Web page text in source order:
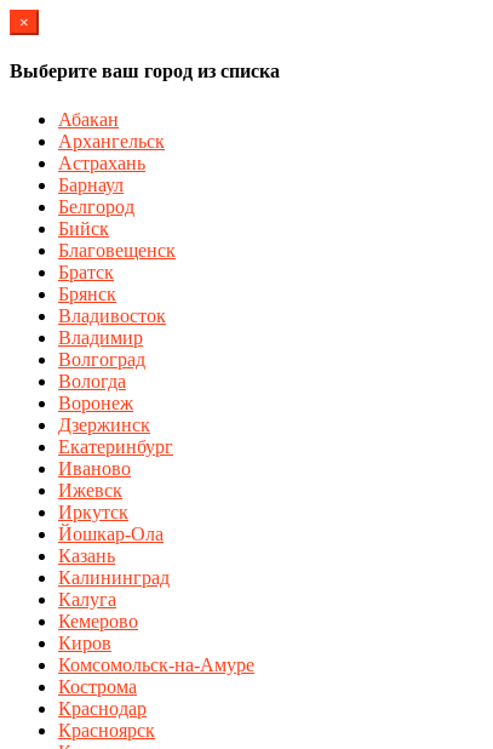
×
Выберите ваш город из списка
Абакан
Архангельск
Астрахань
Барнаул
Белгород
Бийск
Благовещенск
Братск
Брянск
Владивосток
Владимир
Волгоград
Вологда
Воронеж
Дзержинск
Екатеринбург
Иваново
Ижевск
Иркутск
Йошкар-Ола
Казань
Калининград
Калуга
Кемерово
Киров
Комсомольск-на-Амуре
Кострома
Краснодар
Красноярск